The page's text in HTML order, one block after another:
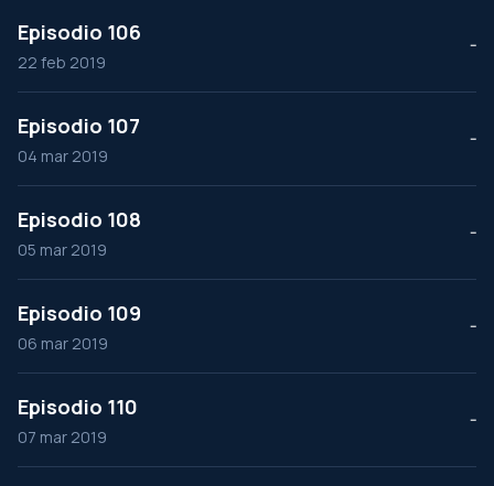
Episodio 106
22 feb 2019
--
Episodio 107
04 mar 2019
--
Episodio 108
05 mar 2019
--
Episodio 109
06 mar 2019
--
Episodio 110
07 mar 2019
--